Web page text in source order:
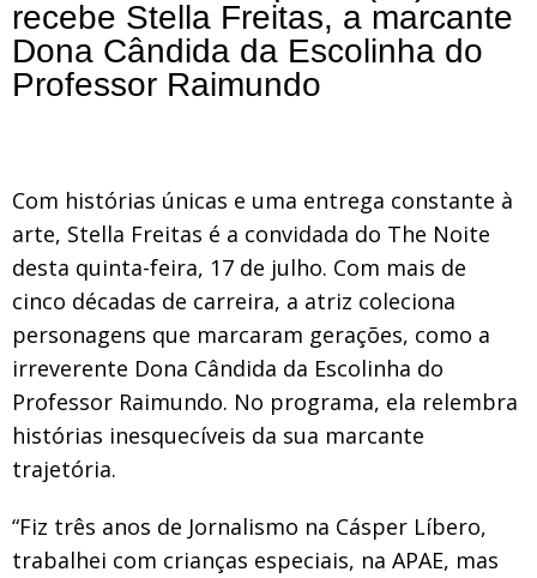
recebe Stella Freitas, a marcante
Dona Cândida da Escolinha do
Professor Raimundo
Com histórias únicas e uma entrega constante à
arte, Stella Freitas é a convidada do The Noite
desta quinta-feira, 17 de julho. Com mais de
cinco décadas de carreira, a atriz coleciona
personagens que marcaram gerações, como a
irreverente Dona Cândida da Escolinha do
Professor Raimundo. No programa, ela relembra
histórias inesquecíveis da sua marcante
trajetória.
“Fiz três anos de Jornalismo na Cásper Líbero,
trabalhei com crianças especiais, na APAE, mas